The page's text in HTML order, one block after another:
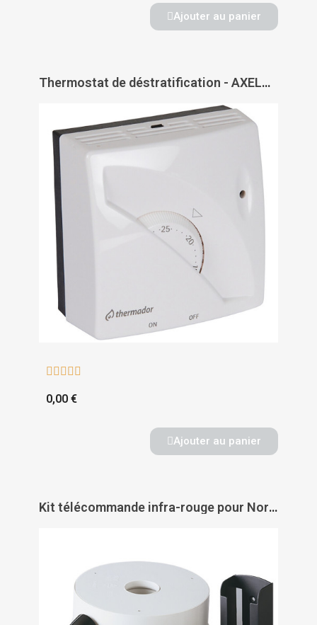
Ajouter au panier
Thermostat de déstratification - AXELAIR
    
0,00 €
Ajouter au panier
Kit télécommande infra-rouge pour Nordik Evolution - AXELAIR